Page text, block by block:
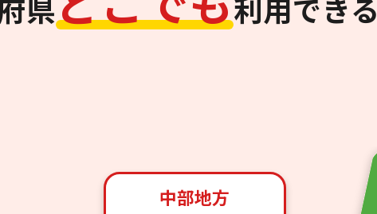
県 利用できる
中部地方